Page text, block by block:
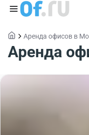
Аренда офисов в
Аренда